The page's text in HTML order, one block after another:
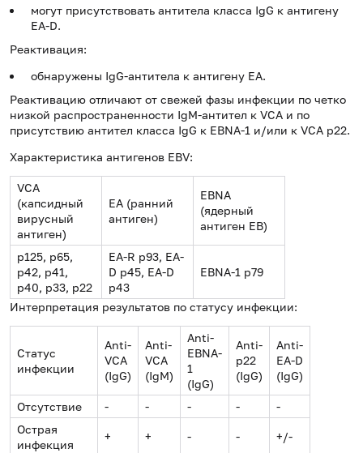
могут присутствовать антитела класса IgG к антигену
EA-D.
Реактивация:
обнаружены IgG-антитела к антигену ЕА.
Реактивацию отличают от свежей фазы инфекции по четко
низкой распространенности IgM-антител к VCA и по
присутствию антител класса IgG к EBNA-1 и/или к VCA p22.
Характеристика антигенов EBV:
VCA
(капсидный
вирусный
антиген)
EA (ранний
антиген)
EBNA
(ядерный
антиген ЕВ)
p125, p65,
p42, p41,
p40, p33, p22
EA-R p93, EA-
D p45, EA-D
p43
EBNA-1 p79
Интерпретация результатов по статусу инфекции:
Статус
инфекции
Anti-
VCA
(IgG)
Anti-
VCA
(IgM)
Anti-
EBNA-
1
(IgG)
Anti-
p22
(IgG)
Anti-
EA-D
(IgG)
Отсутствие - - - -
-
Острая
инфекция
+ + - - +/-